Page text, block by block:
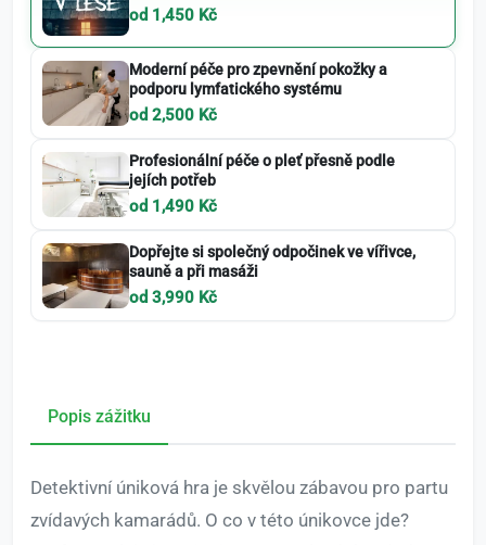
od 1,450 Kč
Moderní péče pro zpevnění pokožky a
podporu lymfatického systému
od 2,500 Kč
Profesionální péče o pleť přesně podle
jejích potřeb
od 1,490 Kč
Dopřejte si společný odpočinek ve vířivce,
sauně a při masáži
od 3,990 Kč
Popis zážitku
Detektivní úniková hra je skvělou zábavou pro partu
zvídavých kamarádů. O co v této únikovce jde?